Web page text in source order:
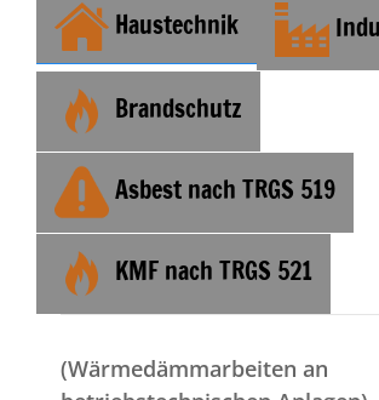
Haustechnik
Brandschutz
Asbest nach TRGS 519
KMF nach TRGS 521
(Wärmedämmarbeiten an